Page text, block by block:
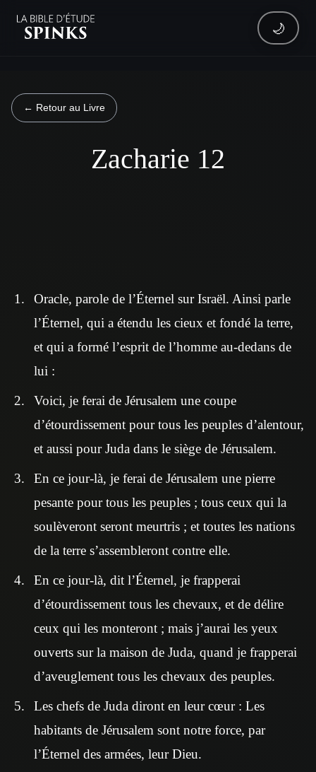
🌙
← Retour au Livre
Zacharie 12
Oracle, parole de l’Éternel sur Israël. Ainsi parle
l’Éternel, qui a étendu les cieux et fondé la terre,
et qui a formé l’esprit de l’homme au-dedans de
lui :
Voici, je ferai de Jérusalem une coupe
d’étourdissement pour tous les peuples d’alentour,
et aussi pour Juda dans le siège de Jérusalem.
En ce jour-là, je ferai de Jérusalem une pierre
pesante pour tous les peuples ; tous ceux qui la
soulèveront seront meurtris ; et toutes les nations
de la terre s’assembleront contre elle.
En ce jour-là, dit l’Éternel, je frapperai
d’étourdissement tous les chevaux, et de délire
ceux qui les monteront ; mais j’aurai les yeux
ouverts sur la maison de Juda, quand je frapperai
d’aveuglement tous les chevaux des peuples.
Les chefs de Juda diront en leur cœur : Les
habitants de Jérusalem sont notre force, par
l’Éternel des armées, leur Dieu.